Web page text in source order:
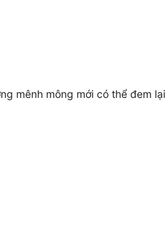
mênh mông mới có thể đem lại